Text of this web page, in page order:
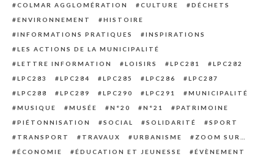
COLMAR AGGLOMÉRATION
CULTURE
DÉCHETS
ENVIRONNEMENT
HISTOIRE
INFORMATIONS PRATIQUES
INSPIRATIONS
LES ACTIONS DE LA MUNICIPALITÉ
LETTRE INFORMATION
LOISIRS LPC281
LPC282
LPC283
LPC284 LPC285 LPC286
LPC287
LPC288
LPC289 LPC290 LPC291
MUNICIPALITÉ
MUSIQUE
MUSÉE N°20 N°21
PATRIMOINE
PIÉTONNISATION
SOCIAL SOLIDARITÉ
SPORT
TRANSPORT
TRAVAUX URBANISME
ZOOM SUR…
ÉCONOMIE
ÉDUCATION ET JEUNESSE ÉVÈNEMENT